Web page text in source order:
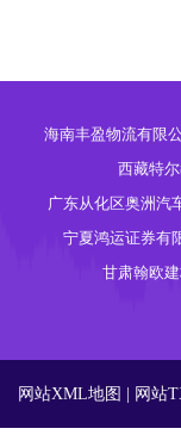
海南丰盈物流有限
西藏特
广东从化区奥洲汽
宁夏鸿运证券有
甘肃翰欧
网站XML地图 网站